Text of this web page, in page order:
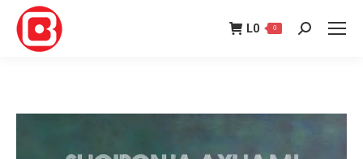
L0 0 Search: